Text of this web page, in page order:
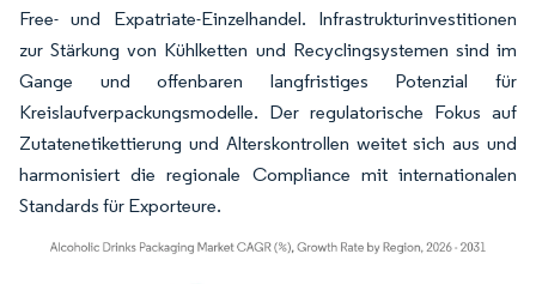
Free- und Expatriate-Einzelhandel. Infrastrukturinvestitionen
zur Stärkung von Kühlketten und Recyclingsystemen sind im
Gange und offenbaren langfristiges Potenzial für
Kreislaufverpackungsmodelle. Der regulatorische Fokus auf
Zutatenetikettierung und Alterskontrollen weitet sich aus und
harmonisiert die regionale Compliance mit internationalen
Standards für Exporteure.